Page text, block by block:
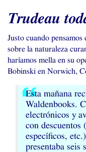
Trudeau
Justo cuando
sobre la naturaleza
haríamos mella en su
Bobinski en Norwich,
Esta mañana
Waldenbooks.
electrónicos y
con descuentos
específicos,
presentaba seis